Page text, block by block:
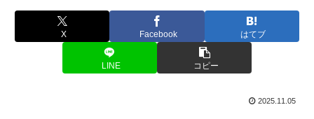
X Facebook はてブ
LINE コピー
2025.11.05